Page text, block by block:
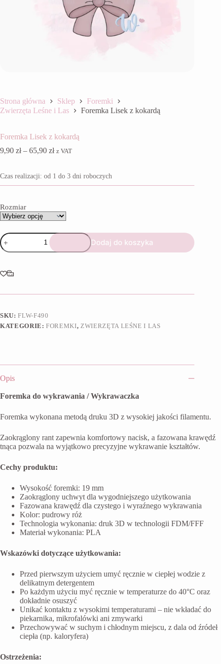
Strona główna Sklep
Foremki
Zwierzęta Leśne i Las
Foremka Lisek z kokardą
Foremka Lisek z kokardą
9,90 zł – 65,90 złZakres
9,90 zł
do
z VAT
Czas realizacji: od 1 do 3 dni roboczych
Rozmiar
ilość
Foremka
Lisek
kokardą
Dodaj do koszyka
SKU:FLW-F490
KATEGORIE:FOREMKI, ZWIERZĘTA LEŚNE I LAS
Opis
Foremka do wykrawania / Wykrawaczka
Foremka wykonana metodą druku 3D z wysokiej jakości filamentu.
Zaokrąglony rant zapewnia komfortowy nacisk, a fazowana krawędź
tnąca pozwala na wyjątkowo precyzyjne wykrawanie kształtów.
Cechy produktu:
Wysokość foremki: 19 mm
Zaokrąglony uchwyt dla wygodniejszego użytkowania
Fazowana krawędź dla czystego i wyraźnego wykrawania
Kolor: pudrowy róż
Technologia wykonania: druk 3D w technologii FDM/FFF
Materiał wykonania: PLA
Wskazówki dotyczące użytkowania:
Przed pierwszym użyciem umyć ręcznie w ciepłej wodzie z
delikatnym detergentem
Po każdym użyciu myć ręcznie w temperaturze do 40°C oraz
dokładnie osuszyć
Unikać kontaktu z wysokimi temperaturami – nie wkładać do
piekarnika, mikrofalówki ani zmywarki
Przechowywać w suchym i chłodnym miejscu, z dala od źródeł
ciepła (np. kaloryfera)
Ostrzeżenia: